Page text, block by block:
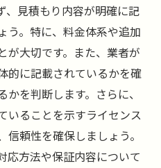
、見積もり内容が明確に記
う。特に、料金体系や追加
が大切です。また、業者が
的に記載されているかを確
を判断します。さらに、
いることを示すライセンス
頼性を確保しましょう。
応方法や保証内容について